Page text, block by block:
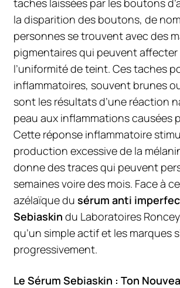
la disparition des boutons, de
personnes se trouvent avec des
pigmentaires qui peuvent affecter
l’uniformité de teint. Ces taches
inflammatoires, souvent brunes
sont les résultats d’une réaction
peau aux inflammations causées
Cette réponse inflammatoire
production excessive de la
donne des traces qui peuvent
semaines voire des mois. Face à
azélaïque du sérum anti
Sebiaskin du Laboratoires
qu’un simple actif et les marques
progressivement.
Le Sérum Sebiaskin : Ton